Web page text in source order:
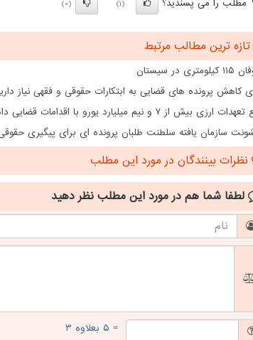
مطلب را می پسندید؟
(1)
(0)
تازه ترین مطالب مرتبط
در سیستان
کاهش پرونده های قضایی به ابتکارات حقوقی و فقهی نیاز
ارزی بیش از ۷ و نیم میلیارد یورو با اقدامات قضایی دادستانی تهران
سازمان یافته سلطنت طلبان پرونده ای برای پیگیری
نظرات بینندگان در مورد این مطلب
لطفا شما هم در مورد این مطلب نظر دهید
= ۵ بعلاوه ۳